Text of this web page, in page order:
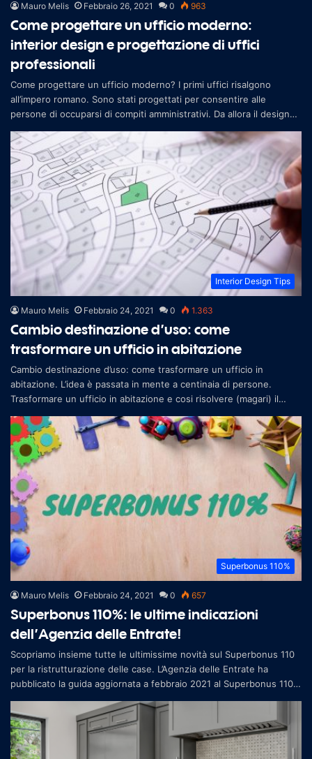
Mauro Melis Febbraio 26, 2021 0 963
Come progettare un ufficio moderno:
interior design e progettazione di uffici
professionali
Come progettare un ufficio moderno? I primi uffici risalgono
all’impero romano. Sono stati progettati per consentire alle
persone di occuparsi di compiti amministrativi. Da allora il design
Interior Design Tips
Mauro Melis Febbraio 24, 2021 0 1.363
Cambio destinazione d’uso: come
trasformare un ufficio in abitazione
Cambio destinazione d’uso: come trasformare un ufficio in
abitazione. L’idea è passata in mente a centinaia di persone.
Trasformare un ufficio in abitazione e cosi risolvere (magari) il
Superbonus 110%
Mauro Melis Febbraio 24, 2021 0 657
Superbonus 110%: le ultime indicazioni
dell’Agenzia delle Entrate!
Scopriamo insieme tutte le ultimissime novità sul Superbonus 110
per la ristrutturazione delle case. L’Agenzia delle Entrate ha
pubblicato la guida aggiornata a febbraio 2021 al Superbonus 110